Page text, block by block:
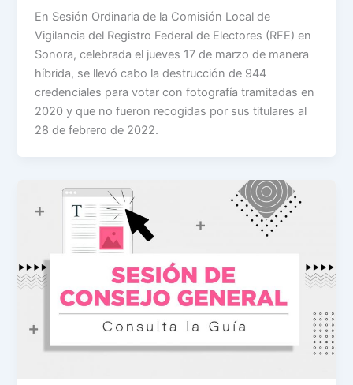
En Sesión Ordinaria de la Comisión Local de
Vigilancia del Registro Federal de Electores (RFE) en
Sonora, celebrada el jueves 17 de marzo de manera
híbrida, se llevó cabo la destrucción de 944
credenciales para votar con fotografía tramitadas en
2020 y que no fueron recogidas por sus titulares al
28 de febrero de 2022.